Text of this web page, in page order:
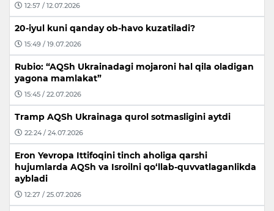
12:57 / 12.07.2026
20-iyul kuni qanday ob-havo kuzatiladi?
15:49 / 19.07.2026
Rubio: “AQSh Ukrainadagi mojaroni hal qila oladigan
yagona mamlakat”
15:45 / 22.07.2026
Tramp AQSh Ukrainaga qurol sotmasligini aytdi
22:24 / 24.07.2026
Eron Yevropa Ittifoqini tinch aholiga qarshi
hujumlarda AQSh va Isroilni qo‘llab-quvvatlaganlikda
aybladi
12:27 / 25.07.2026